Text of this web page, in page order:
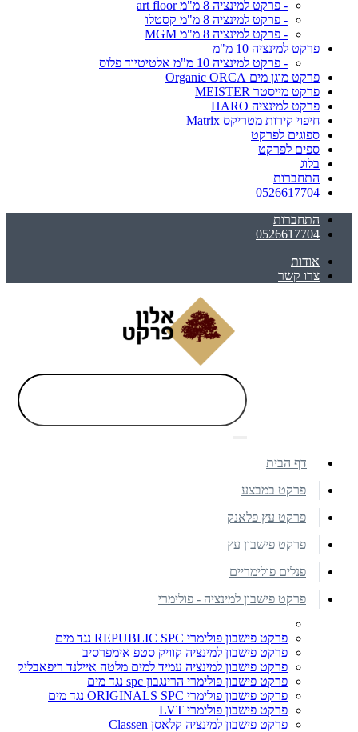
- פרקט למינציה 8 מ"מ art floor
- פרקט למינציה 8 מ"מ קסטלו
- פרקט למינציה 8 מ"מ MGM
פרקט למינציה 10 מ"מ
- פרקט למינציה 10 מ"מ אלטיטיוד פלוס
פרקט מוגן מים Organic ORCA
פרקט מייסטר MEISTER
פרקט למינציה HARO
חיפוי קירות מטריקס Matrix
ספוגים לפרקט
ספים לפרקט
בלוג
התחברות
0526617704
התחברות
0526617704
אודות
צרו קשר
דף הבית
פרקט במבצע
פרקט עץ פלאנק
פרקט פישבון עץ
פנלים פולימריים
פרקט פישבון למינציה - פולימרי
פרקט פישבון פולימרי REPUBLIC SPC נגד מים
פרקט פישבון למינציה קוויק סטפ אימפרסיב
פרקט פישבון למינציה עמיד למים מלטה איילנד ריפאבליק
פרקט פישבון פולימרי הרינגבון spc נגד מים
פרקט פישבון פולימרי ORIGINALS SPC נגד מים
פרקט פישבון פולימרי LVT
פרקט פישבון למינציה קלאסן Classen